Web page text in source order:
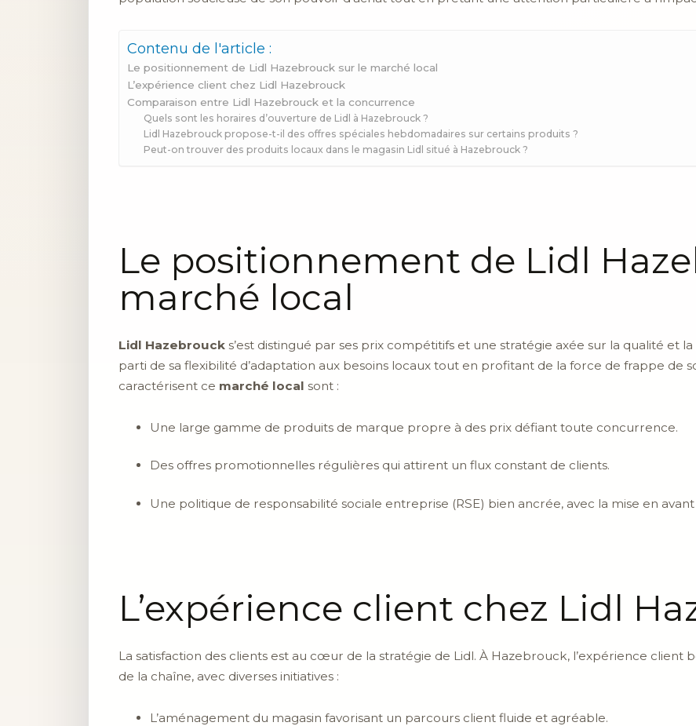
Contenu de l'article :
Le positionnement de Lidl Hazebrouck sur le marché local
L’expérience client chez Lidl Hazebrouck
Comparaison entre Lidl Hazebrouck et la concurrence
Quels sont les horaires d’ouverture de Lidl à Hazebrouck ?
Lidl Hazebrouck propose-t-il des offres spéciales hebdomadaires sur certains produits ?
Peut-on trouver des produits locaux dans le magasin Lidl situé à Hazebrouck ?
Le positionnement de Lidl
marché local
Lidl Hazebrouck s’est distingué par ses prix compétitifs et une stratégie axée sur la qualité et
parti de sa flexibilité d’adaptation aux besoins locaux tout en profitant de la force de frappe de
caractérisent ce marché local sont :
Une large gamme de produits de marque propre à des prix défiant toute concurrence.
Des offres promotionnelles régulières qui attirent un flux constant de clients.
Une politique de responsabilité sociale entreprise (RSE) bien ancrée, avec la mise en
L’expérience client chez Lidl
La satisfaction des clients est au cœur de la stratégie de Lidl. À Hazebrouck, l’expérience client
de la chaîne, avec diverses initiatives :
L’aménagement du magasin favorisant un parcours client fluide et agréable.